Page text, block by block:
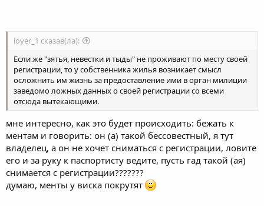
loyer_1 сказав(ла):
Если же "зятья, невестки и тыды" не проживают по месту своей
регистрации, то у собственника жилья возникает смысл
осложнить им жизнь за предоставление ими в орган милиции
заведомо ложных данных о своей регистрации со всеми
отсюда вытекающими.
мне интересно, как это будет происходить: бежать к
ментам и говорить: он (а) такой бессовестный, я тут
владелец, а он не хочет сниматься с регистрации, ловите
его и за руку к паспортисту ведите, пусть гад такой (ая)
снимается с регистрации???????
думаю, менты у виска покрутят